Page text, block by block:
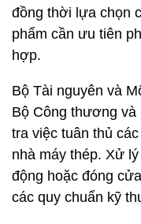
đồng thời lựa chọn
phẩm cần ưu tiên
hợp.
Bộ Tài nguyên và
Bộ Công thương và
tra việc tuân thủ
nhà máy thép. Xử
động hoặc đóng
các quy chuẩn kỹ